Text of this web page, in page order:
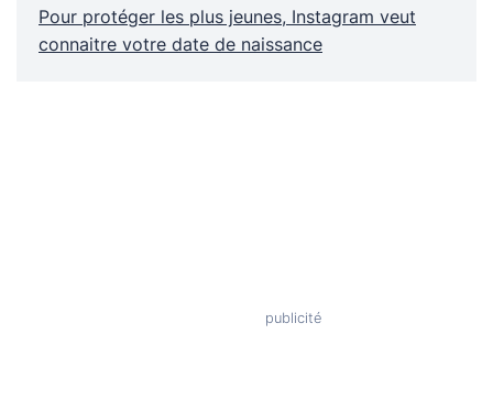
Pour protéger les plus jeunes, Instagram veut
connaitre votre date de naissance